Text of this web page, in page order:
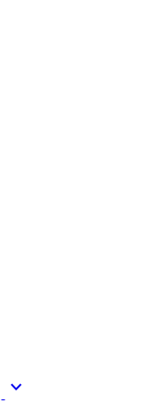
expand_more